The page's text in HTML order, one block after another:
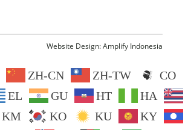
Website Design:Amplify Indonesia
ZH-CN ZH-TW
CO
EL GU HT
HA
KM KO KU KY